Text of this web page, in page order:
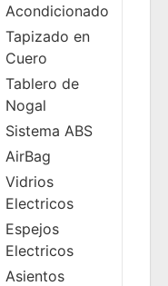
Acondicionado
Tapizado en
Cuero
Tablero de
Nogal
Sistema ABS
AirBag
Vidrios
Electricos
Espejos
Electricos
Asientos